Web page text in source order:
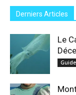
Derniers Articles
Le